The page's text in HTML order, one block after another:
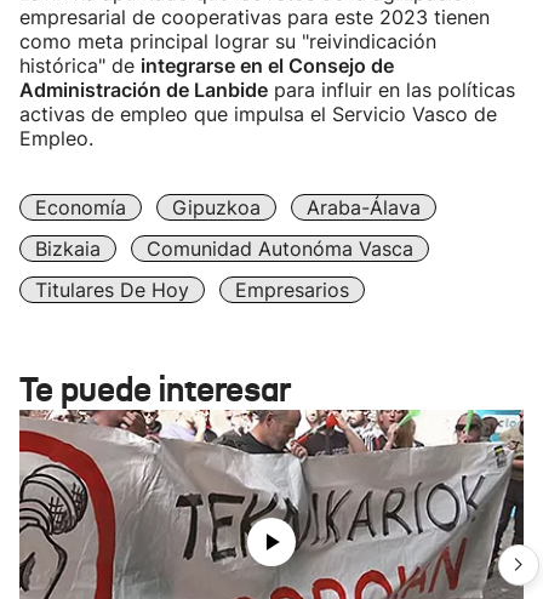
empresarial de cooperativas para este 2023 tienen
como meta principal lograr su "reivindicación
histórica" de integrarse en el Consejo de
Administración de Lanbide para influir en las políticas
activas de empleo que impulsa el Servicio Vasco de
Empleo.
Economía Gipuzkoa
Araba-Álava
Bizkaia
Comunidad Autonóma Vasca
Titulares De Hoy
Empresarios
Te puede interesar